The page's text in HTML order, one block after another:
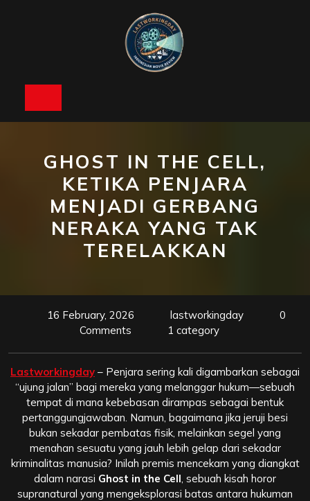
GHOST IN THE CELL,
KETIKA PENJARA
MENJADI GERBANG
NERAKA YANG TAK
TERELAKKAN
16 February, 2026 lastworkingday
0
Comments
1 category
Lastworkingday – Penjara sering kali digambarkan sebagai
“ujung jalan” bagi mereka yang melanggar hukum—sebuah
tempat di mana kebebasan dirampas sebagai bentuk
pertanggungjawaban. Namun, bagaimana jika jeruji besi
bukan sekadar pembatas fisik, melainkan segel yang
menahan sesuatu yang jauh lebih gelap dari sekadar
kriminalitas manusia? Inilah premis mencekam yang diangkat
dalam narasi Ghost in the Cell , sebuah kisah horor
supranatural yang mengeksplorasi batas antara hukuman